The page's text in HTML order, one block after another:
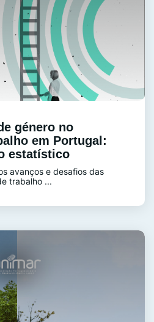
género no
em Portugal:
estatístico
avanços e desafios das
trabalho ...